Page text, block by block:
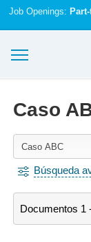
Job Openings:
Iniciar sesión
Caso
Búsqueda
Documentos 1